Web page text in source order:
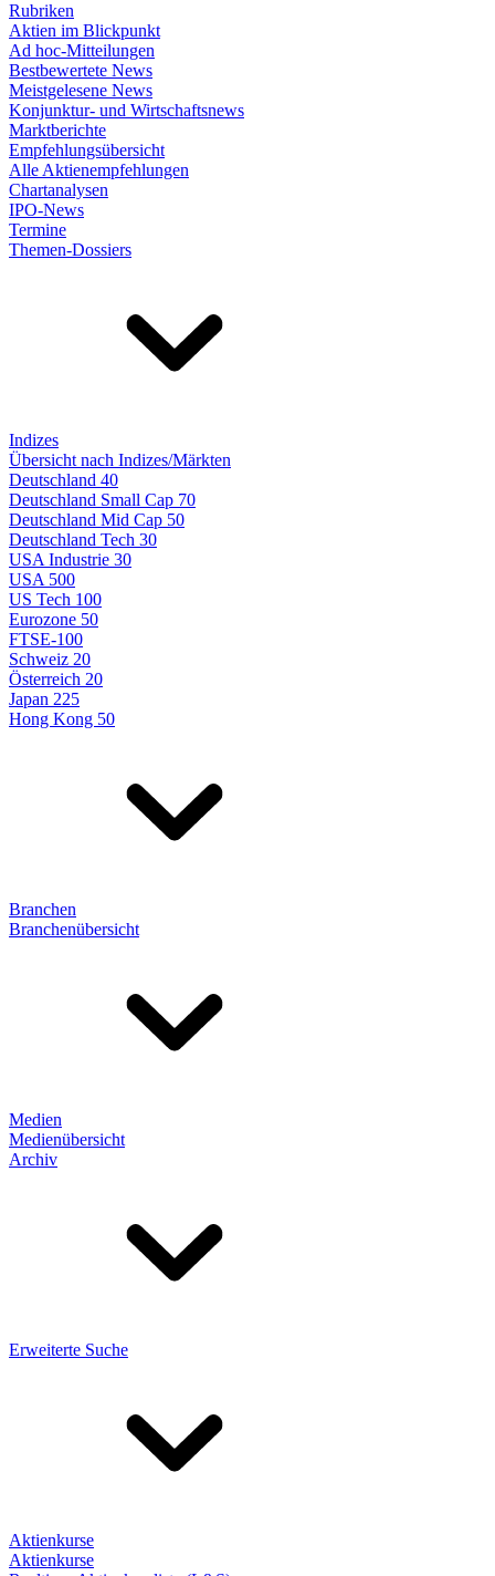
Rubriken
Aktien im Blickpunkt
Ad hoc-Mitteilungen
Bestbewertete News
Meistgelesene News
Konjunktur- und Wirtschaftsnews
Marktberichte
Empfehlungsübersicht
Alle Aktienempfehlungen
Chartanalysen
IPO-News
Termine
Themen-Dossiers
Indizes
Übersicht nach Indizes/Märkten
Deutschland 40
Deutschland Small Cap 70
Deutschland Mid Cap 50
Deutschland Tech 30
USA Industrie 30
USA 500
US Tech 100
Eurozone 50
FTSE-100
Schweiz 20
Österreich 20
Japan 225
Hong Kong 50
Branchen
Branchenübersicht
Medien
Medienübersicht
Archiv
Erweiterte Suche
Aktienkurse
Aktienkurse